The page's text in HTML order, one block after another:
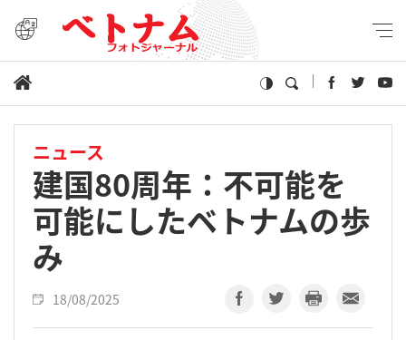
ニュース
建国80周年：不可能を
可能にしたベトナムの歩
み
18/08/2025